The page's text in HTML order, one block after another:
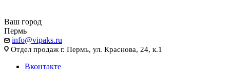
Ваш город
Пермь
info@vipaks.ru
Отдел продаж г. Пермь, ул. Краснова, 24, к.1
Вконтакте